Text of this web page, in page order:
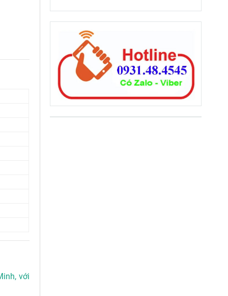
với